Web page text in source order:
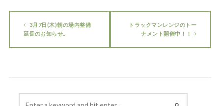
3月7日(木)朝の場内整備
延長のお知らせ。
トラックマンレンジのトー
ナメント開催中！！